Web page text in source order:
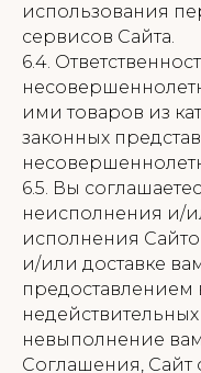
использования
сервисов Сайта.
6.4.
ими товаров из
законных
6.5. Вы
неисполнения и/
исполнения
и/или доставке
невыполнение
Соглашения, Сайт